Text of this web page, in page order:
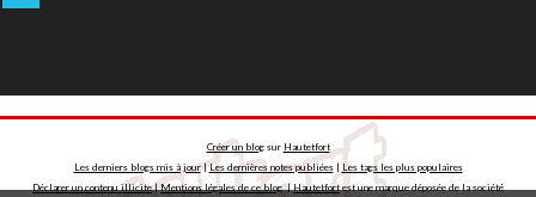
Créer un blogsur Hautetfort
Les derniers blogs mis à jour|Les dernières notes publiées| Les tags les plus populaires
Déclarer un contenu illicite|Mentions légales de ce blog | Hautetfort est une marque déposée de la société